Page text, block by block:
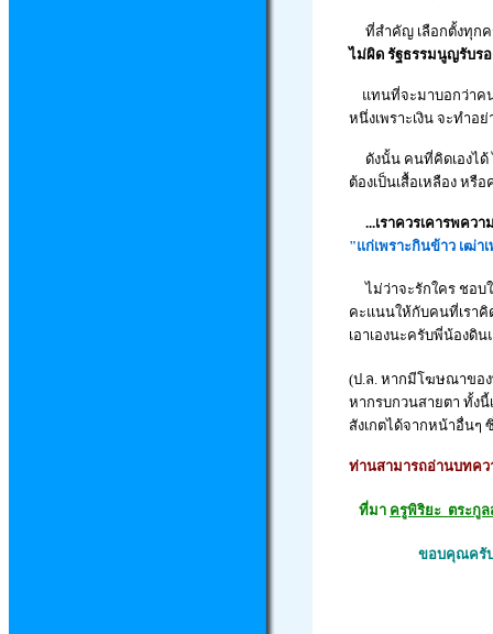
ที่สำคัญ เลือกตั้งทุกค
ไม่ผิด รัฐธรรมนูญรับร
แทนที่จะมาบอกว่าคน
หนึ่งเพราะเงิน จะทำอ
ดังนั้น คนที่คิดเองได้
ต้องเป็นเสื้อเหลือง หรื
...เราควรเคารพคว
"แก่เพราะกินข้าว เฒ่า
ไม่ว่าจะรักใคร ชอบ
คะแนนให้กับคนที่เราคิ
เอาเองนะครับพี่น้องดิ
(ป.ล. หากมีโฆษณาขอ
หากรบกวนสายตา ทั้ง
สังเกตได้จากหน้าอื่นๆ
ท่านสามารถอ่านบทค
ที่มา ครูพิริยะ ตระกูล
ขอบคุณครั